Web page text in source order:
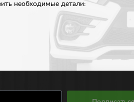
необходимые детали:
накачать шины. Автопластилин
инструменты помогают быстро